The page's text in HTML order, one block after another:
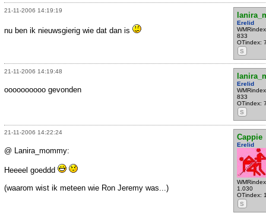
21-11-2006 14:19:19
Erelid
833
OTindex:
S
nu ben ik nieuwsgierig wie dat dan is
21-11-2006 14:19:48
Erelid
833
OTindex:
S
oooooooooo gevonden
21-11-2006 14:22:24
Cappie
Erelid
1.030
OTindex:
S
@ Lanira_mommy:
Heeeel goeddd
(waarom wist ik meteen wie Ron Jeremy was...)